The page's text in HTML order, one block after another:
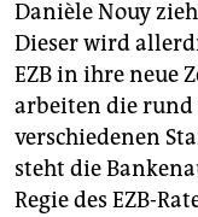
Danièle Nouy
Dieser wird
EZB in ihre neue
arbeiten die rund
verschiedenen
steht die
Regie des EZB-